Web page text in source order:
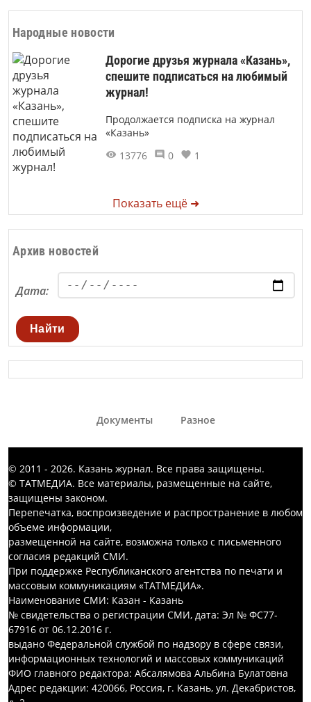
Народные новости
Дорогие друзья журнала «Казань»,
спешите подписаться на любимый
журнал!
Продолжается подписка на журнал
«Казань»
13776
0 1
Показать ещё ➜
Архив новостей
Дата:
Найти
Документы Разное
© 2011 - 2026. Казань журнал. Все права защищены.
© ТАТМЕДИА. Все материалы, размещенные на сайте,
защищены законом.
Перепечатка, воспроизведение и распространение в любом
объеме информации,
размещенной на сайте, возможна только с письменного
согласия редакций СМИ.
При поддержке Республиканского агентства по печати и
массовым коммуникациям «ТАТМЕДИА».
Наименование СМИ: Казан - Казань
№ свидетельства о регистрации СМИ, дата: Эл № ФС77-
67916 от 06.12.2016 г.
выдано Федеральной службой по надзору в сфере связи,
информационных технологий и массовых коммуникаций
ФИО главного редактора: Абсалямова Альбина Булатовна
Адрес редакции: 420066, Россия, г. Казань, ул. Декабристов,